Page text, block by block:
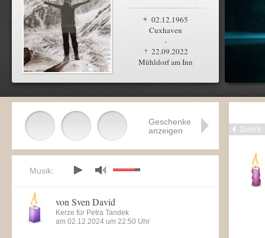
02.12.1965
Cuxhaven
-
22.09.2022
Mühldorf am Inn
Zurück
Geschenke
anzeigen
Musik:
von Sven David
Kerze für Petra Tandek
am 02.12.2024 um 22:50 Uhr